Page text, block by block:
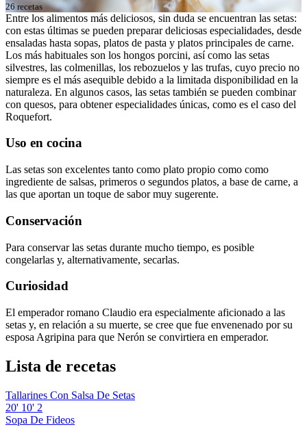
26 recetas
Entre los alimentos más deliciosos, sin duda se encuentran las setas:
con estas últimas se pueden preparar deliciosas especialidades, desde
ensaladas hasta sopas, platos de pasta y platos principales de carne.
Los más habituales son los hongos porcini, así como las setas
silvestres, las colmenillas, los rebozuelos y las trufas, cuyo precio no
siempre es el más asequible debido a la limitada disponibilidad en la
naturaleza. En algunos casos, las setas también se pueden combinar
con quesos, para obtener especialidades únicas, como es el caso del
Roquefort.
Uso en cocina
Las setas son excelentes tanto como plato propio como como
ingrediente de salsas, primeros o segundos platos, a base de carne, a
las que aportan un toque de sabor muy sugerente.
Conservación
Para conservar las setas durante mucho tiempo, es posible
congelarlas y, alternativamente, secarlas.
Curiosidad
El emperador romano Claudio era especialmente aficionado a las
setas y, en relación a su muerte, se cree que fue envenenado por su
esposa Agripina para que Nerón se convirtiera en emperador.
Lista de recetas
Tallarines Con Salsa De Setas
20' 10' 2
Sopa De Fideos